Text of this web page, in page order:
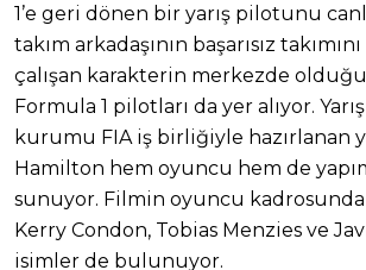
1’e geri dönen bir yarış pilotunu
takım arkadaşının başarısız
çalışan karakterin merkezde
Formula 1 pilotları da yer alıyor.
kurumu FIA iş birliğiyle hazırlanan
Hamilton hem oyuncu hem de
sunuyor. Filmin oyuncu kadrosunda
Kerry Condon, Tobias Menzies ve
isimler de bulunuyor.